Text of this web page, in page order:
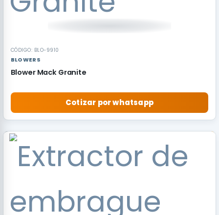
CÓDIGO: BLO-9910
BLOWERS
Blower Mack Granite
Cotizar por whatsapp
RECOMENDADO